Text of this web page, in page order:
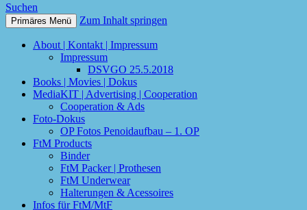
Suchen
Primäres Menü Zum Inhalt springen
About | Kontakt | Impressum
Impressum
DSVGO 25.5.2018
Books | Movies | Dokus
MediaKIT | Advertising | Cooperation
Cooperation & Ads
Foto-Dokus
OP Fotos Penoidaufbau – 1. OP
FtM Products
Binder
FtM Packer | Prothesen
FtM Underwear
Halterungen & Acessoires
Infos für FtM/MtF